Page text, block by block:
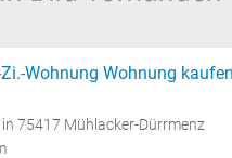
Wohnung Wohnung kaufen
75417 Mühlacker-Dürrmenz